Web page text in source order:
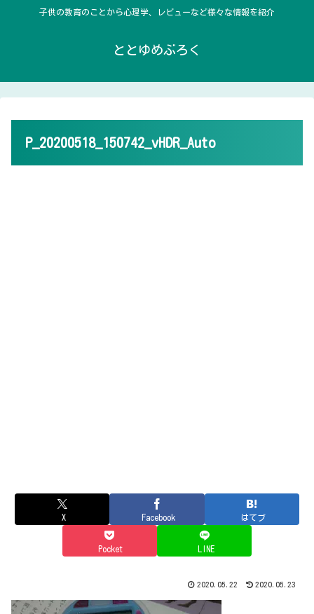
子供の教育のことから心理学、レビューなど様々な情報を紹介
ととゆめぶろく
P_20200518_150742_vHDR_Auto
X Facebook はてブ
Pocket LINE
2020.05.22 2020.05.23